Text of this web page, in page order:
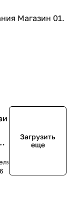
Магазин 01.
Загрузить
еще